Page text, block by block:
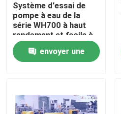
Produits
À propos de nous
Contrôle qualité
Système d'essai de
pompe à eau de la
série WH700 à haut
rendement et facile à
utiliser
envoyer une